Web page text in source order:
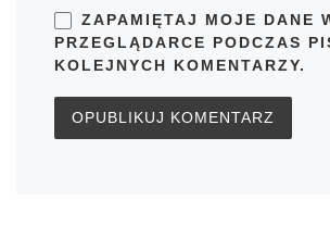
ZAPAMIĘTAJ MOJE DANE
PRZEGLĄDARCE PODCZAS
KOLEJNYCH KOMENTARZY.